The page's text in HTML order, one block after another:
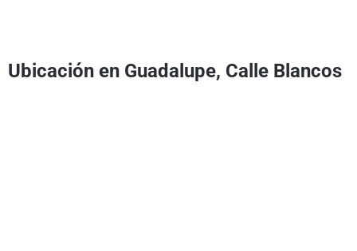
Ubicación en Guadalupe, Calle Blancos